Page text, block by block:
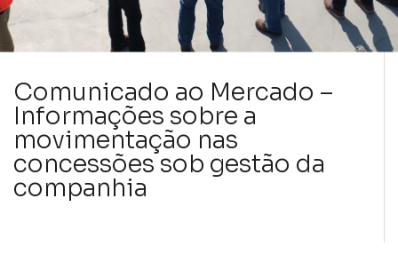
Comunicado ao Mercado –
Informações sobre a
movimentação nas
concessões sob gestão da
companhia